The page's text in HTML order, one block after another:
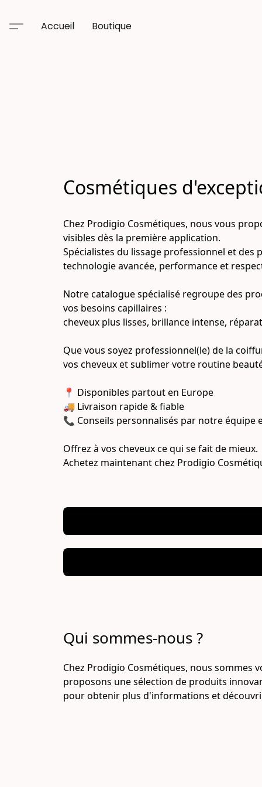
Accueil Boutique
Cosmétiques
Chez Prodigio Cosmétiques, nous vous
visibles dès la première application.
Spécialistes du lissage professionnel et
technologie avancée, performance et
Notre catalogue spécialisé regroupe des
vos besoins capillaires :
cheveux plus lisses, brillance intense,
Que vous soyez professionnel(le) de la
vos cheveux et sublimer votre routine
📍 Disponibles partout en Europe
🚚 Livraison rapide & fiable
📞 Conseils personnalisés par notre équipe
Offrez à vos cheveux ce qui se fait de mieux.
Achetez maintenant chez Prodigio
Qui sommes-nous ?
Chez Prodigio Cosmétiques, nous sommes
proposons une sélection de produits
pour obtenir plus d'informations et